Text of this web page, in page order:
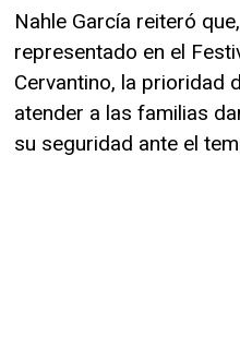
Nahle García reiteró
representado en el
Cervantino, la prioridad
atender a las familias
su seguridad ante el